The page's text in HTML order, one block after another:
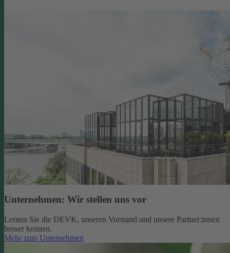
Unternehmen: Wir stellen uns vor
Lernen Sie die DEVK, unseren Vorstand und unsere Partner:innen
besser kennen.
Mehr zum Unternehmen